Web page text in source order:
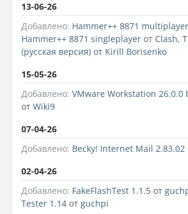
13-06-26
Добавлено: Hammer++ 8871
Hammer++ 8871 singleplayer от Clash,
(русская версия) от Kirill Borisenko
15-05-26
Добавлено: VMware Workstation 26.0.0
от Wiki9
07-04-26
Добавлено: Becky! Internet Mail 2.83.02
02-04-26
Добавлено: FakeFlashTest 1.1.5 от
Tester 1.14 от guchpi